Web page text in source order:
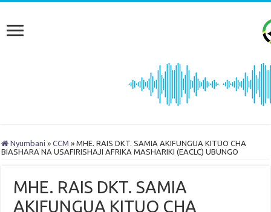
Nyumbani » CCM » MHE. RAIS DKT. SAMIA AKIFUNGUA KITUO CHA
BIASHARA NA USAFIRISHAJI AFRIKA MASHARIKI (EACLC) UBUNGO
MHE. RAIS DKT. SAMIA
AKIFUNGUA KITUO CHA